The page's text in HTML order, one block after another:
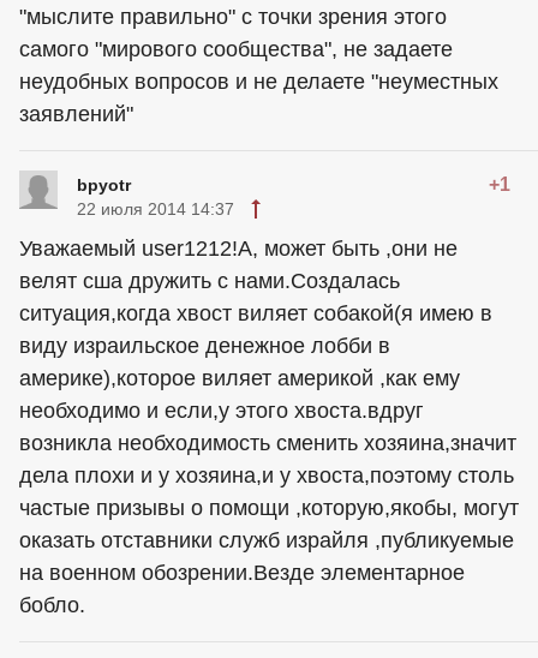
"мыслите правильно" с точки зрения этого
самого "мирового сообщества", не задаете
неудобных вопросов и не делаете "неуместных
заявлений"
bpyotr +1
22 июля 2014 14:37
Уважаемый user1212!А, может быть ,они не
велят сша дружить с нами.Создалась
ситуация,когда хвост виляет собакой(я имею в
виду израильское денежное лобби в
америке),которое виляет америкой ,как ему
необходимо и если,у этого хвоста.вдруг
возникла необходимость сменить хозяина,значит
дела плохи и у хозяина,и у хвоста,поэтому столь
частые призывы о помощи ,которую,якобы, могут
оказать отставники служб израйля ,публикуемые
на военном обозрении.Везде элементарное
бобло.